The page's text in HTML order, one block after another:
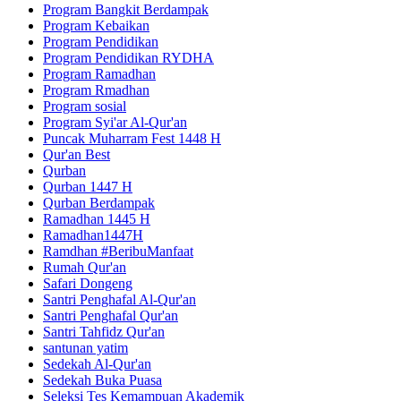
Program Bangkit Berdampak
Program Kebaikan
Program Pendidikan
Program Pendidikan RYDHA
Program Ramadhan
Program Rmadhan
Program sosial
Program Syi'ar Al-Qur'an
Puncak Muharram Fest 1448 H
Qur'an Best
Qurban
Qurban 1447 H
Qurban Berdampak
Ramadhan 1445 H
Ramadhan1447H
Ramdhan #BeribuManfaat
Rumah Qur'an
Safari Dongeng
Santri Penghafal Al-Qur'an
Santri Penghafal Qur'an
Santri Tahfidz Qur'an
santunan yatim
Sedekah Al-Qur'an
Sedekah Buka Puasa
Seleksi Tes Kemampuan Akademik